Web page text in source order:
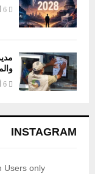
6 أغسطس، 2026
6 أغسطس، 2026
INSTAGRAM
only: